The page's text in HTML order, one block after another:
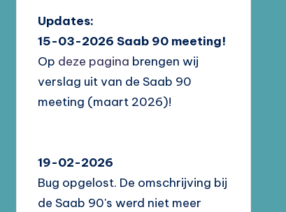
Updates:
15-03-2026 Saab 90 meeting!
Op deze pagina brengen wij
verslag uit van de Saab 90
meeting (maart 2026)!
19-02-2026
Bug opgelost. De omschrijving bij
de Saab 90's werd niet meer